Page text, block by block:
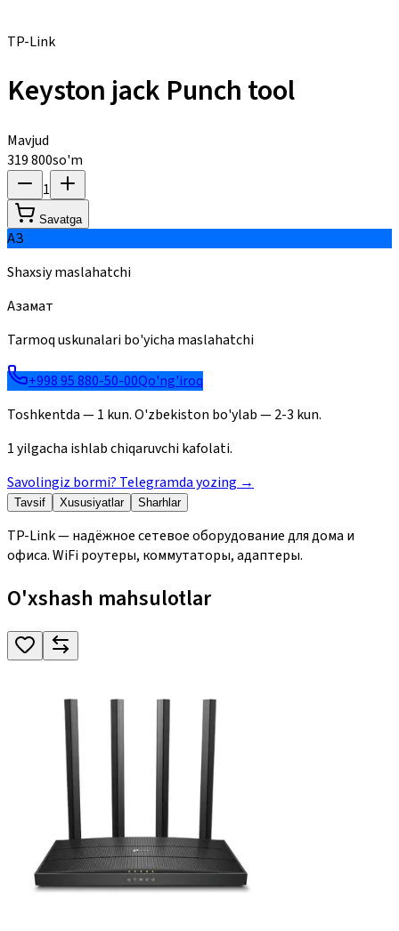
TP-Link
Keyston jack Punch tool
Mavjud
319 800so'm
1
Savatga
АЗ
Shaxsiy maslahatchi
Азамат
Tarmoq uskunalari bo'yicha maslahatchi
+998 95 880-50-00Qo'ng'iroq
Toshkentda — 1 kun. O'zbekiston bo'ylab — 2-3 kun.
1 yilgacha ishlab chiqaruvchi kafolati.
Savolingiz bormi? Telegramda yozing →
Tavsif Xususiyatlar Sharhlar
TP-Link — надёжное сетевое оборудование для дома и
офиса. WiFi роутеры, коммутаторы, адаптеры.
O'xshash mahsulotlar